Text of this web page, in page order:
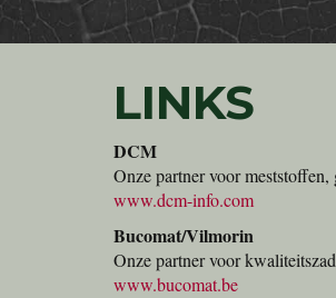
LINKS
DCM
Onze partner voor
www.dcm-info.com
Bucomat/Vilmorin
Onze partner voor
www.bucomat.be